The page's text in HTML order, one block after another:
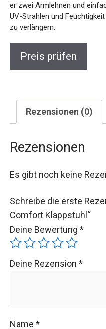
er zwei Armlehnen und
UV-Strahlen und
zu verlängern.
Preis prüfen
Rezensionen (0)
Rezensionen
Es gibt noch keine
Schreibe die erste
Comfort Klappstuhl“
Deine Bewertung *
Deine Rezension *
Name *